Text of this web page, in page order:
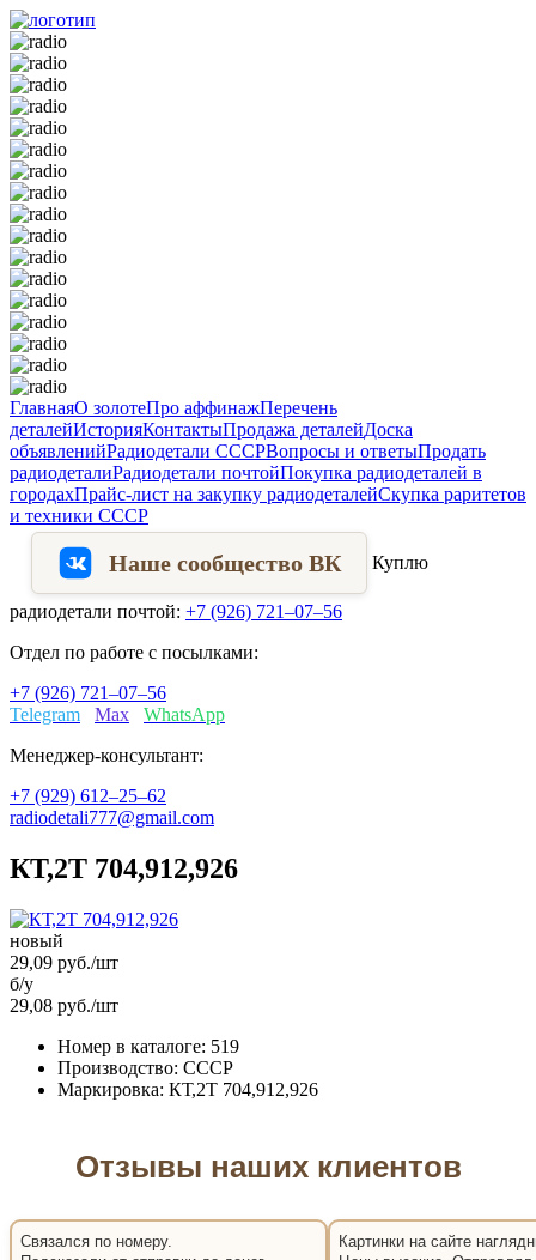
ГлавнаяО золотеПро аффинажПеречень
деталейИсторияКонтактыПродажа деталейДоска
объявленийРадиодетали СССРВопросы и ответыПродать
радиодеталиРадиодетали почтойПокупка радиодеталей в
городахПрайс-лист на закупку радиодеталейСкупка раритетов
и техники СССР
Наше сообщество ВК Куплю
радиодетали почтой: +7 (926) 721–07–56
Отдел по работе с посылками:
+7 (926) 721–07–56
Telegram
Max
WhatsApp
Менеджер-консультант:
+7 (929) 612–25–62
radiodetali777@gmail.com
КТ,2Т 704,912,926
новый
29,09 руб./шт
б/у
29,08 руб./шт
Номер в каталоге: 519
Производство: СССР
Маркировка: КТ,2Т 704,912,926
Отзывы наших клиентов
Связался по номеру.
Картинки на сайте